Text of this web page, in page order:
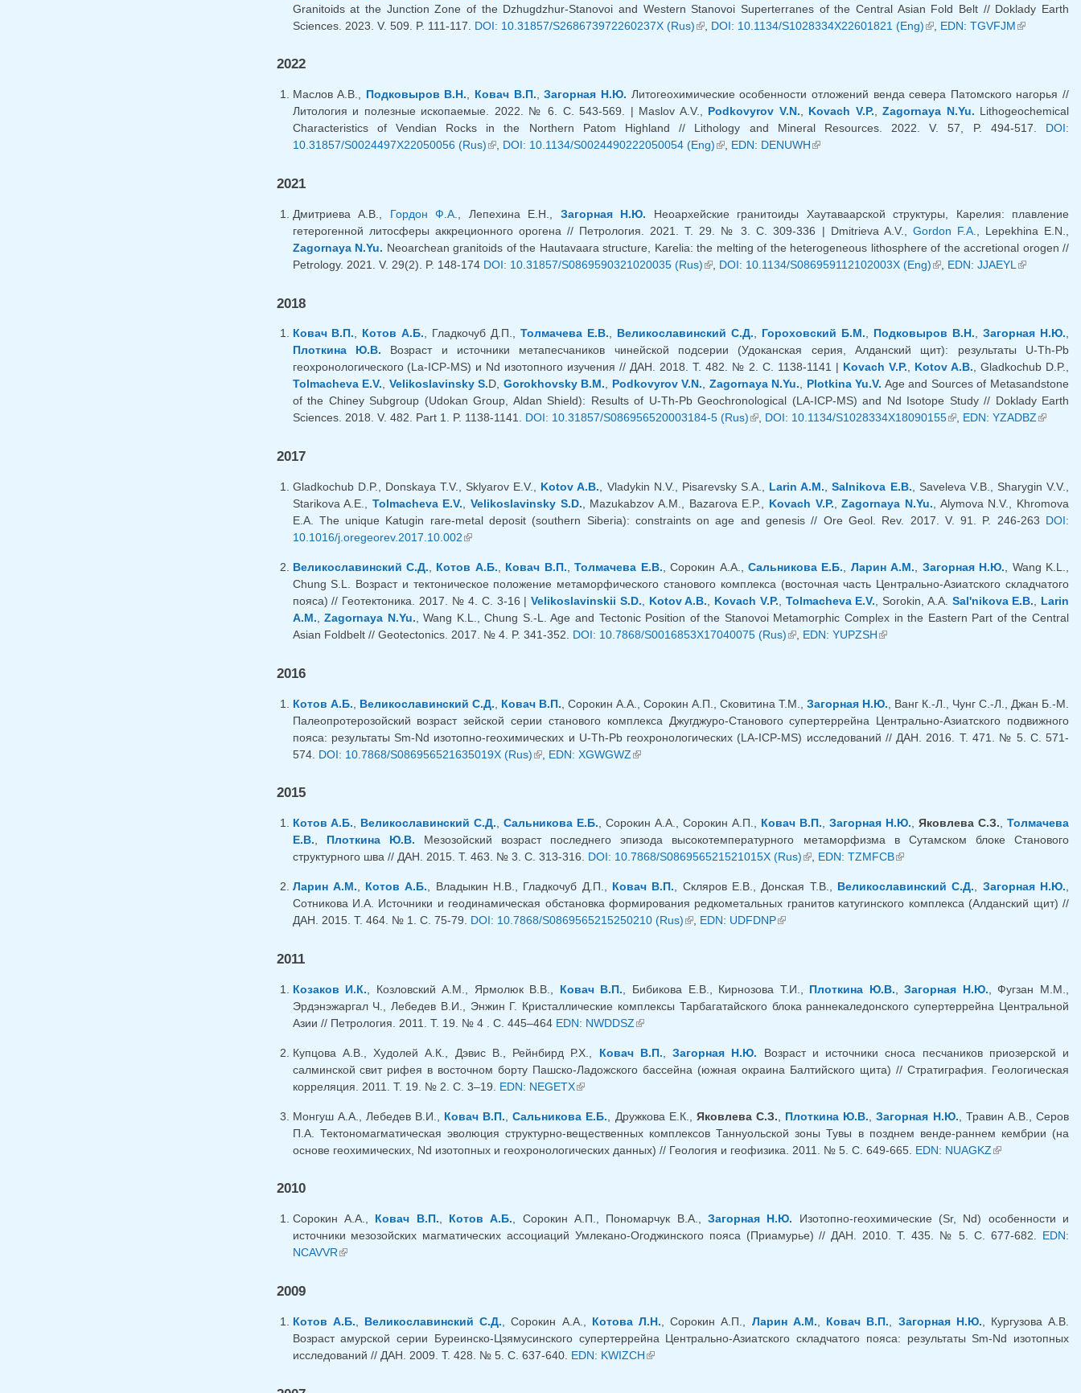
Granitoids at the Junction Zone of the Dzhugdzhur-Stanovoi and Western Stanovoi Superterranes of the Central Asian Fold Belt // Doklady Earth
Sciences. 2023. V. 509. P. 111-117. DOI: 10.31857/S268673972260237X (Rus)(link is external)
, DOI: 10.1134/S1028334X22601821 (Eng)(link is external)
, EDN: TGVFJM(link is
2022
Маслов А.В., Подковыров В.Н. Ковач В.П. ,Загорная Н.Ю. Литогеохимические особенности отложений венда севера Патомского нагорья //
Литология и полезные ископаемые. 2022. № 6. С. 543-569. | Maslov A.V., Podkovyrov V.N. Kovach V.P. Zagornaya N.Yu. Lithogeochemical
Characteristics of Vendian Rocks in the Northern Patom Highland // Lithology and Mineral Resources. 2022. V. 57, P. 494-517. DOI:
10.31857/S0024497X22050056 (Rus)(link is external)
, DOI: 10.1134/S0024490222050054 (Eng)(link is external)
, EDN: DENUWH(link is external)
2021
Дмитриева А.В., Гордон Ф.А. , Лепехина Е.Н., Загорная Н.Ю. Неоархейские гранитоиды Хаутаваарской структуры, Карелия: плавление
гетерогенной литосферы аккреционного орогена // Петрология. 2021. Т. 29. № 3. С. 309-336 | Dmitrieva A.V., Gordon F.A.
, Lepekhina E.N.,
Zagornaya N.Yu. Neoarchean granitoids of the Hautavaara structure, Karelia: the melting of the heterogeneous lithosphere of the accretional orogen //
Petrology. 2021. V. 29(2). P. 148-174 DOI: 10.31857/S0869590321020035 (Rus)(link is external)
, DOI: 10.1134/S086959112102003X (Eng)(link is external)
, EDN: JJAEYL (link is
2018
Ковач В.П., Котов А.Б., Гладкочуб Д.П.,Толмачева Е.В., Великославинский С.Д., Гороховский Б.М., Подковыров В.Н.,Загорная Н.Ю.,
Плоткина Ю.В. Возраст и источники метапесчаников чинейской подсерии (Удоканская серия, Алданский щит): результаты U-Th-Pb
геохронологического (La-ICP-MS) и Nd изотопного изучения // ДАН. 2018. Т. 482. № 2. С. 1138-1141 | Kovach V.P., Kotov A.B., Gladkochub D.P.,
Tolmacheva E.V., Velikoslavinsky S.D, Gorokhovsky B.M., Podkovyrov V.N., Zagornaya N.Yu., Plotkina Yu.V. Age and Sources of Metasandstone
of the Chiney Subgroup (Udokan Group, Aldan Shield): Results of U-Th-Pb Geochronological (LA-ICP-MS) and Nd Isotope Study // Doklady Earth
Sciences. 2018. V. 482. Part 1. P. 1138-1141. DOI: 10.31857/S086956520003184-5 (Rus)(link is external)
, DOI: 10.1134/S1028334X18090155(link is external)
, EDN: YZADBZ(link is
2017
Gladkochub D.P., Donskaya T.V., Sklyarov E.V., Kotov A.B. , Vladykin N.V., Pisarevsky S.A., Larin A.M. ,Salnikova E.B. , Saveleva V.B., Sharygin V.V.,
Starikova A.E., Tolmacheva E.V. ,Velikoslavinsky S.D. , Mazukabzov A.M., Bazarova E.P., Kovach V.P. ,Zagornaya N.Yu. , Alymova N.V., Khromova
E.A. The unique Katugin rare-metal deposit (southern Siberia): constraints on age and genesis // Ore Geol. Rev. 2017. V. 91. P. 246-263 DOI:
10.1016/j.oregeorev.2017.10.002(link is external)
Великославинский С.Д. Котов А.Б. Ковач В.П. ,Толмачева Е.В. , Сорокин А.А., Сальникова Е.Б. Ларин А.М. Загорная Н.Ю. , Wang K.L.,
Chung S.L. Возраст и тектоническое положение метаморфического станового комплекса (восточная часть Центрально-Азиатского складчатого
пояса) // Геотектоника. 2017. № 4. С. 3-16 | Velikoslavinskii S.D. Kotov A.B. Kovach V.P. Tolmacheva E.V. , Sorokin, A.A. Sal'nikova E.B.
Larin
A.M. ,Zagornaya N.Yu. , Wang K.L., Chung S.-L. Age and Tectonic Position of the Stanovoi Metamorphic Complex in the Eastern Part of the Central
Asian Foldbelt // Geotectonics. 2017. № 4. P. 341-352. DOI: 10.7868/S0016853X17040075 (Rus)(link is external)
, EDN: YUPZSH(link is external)
2016
Котов А.Б. Великославинский С.Д. Ковач В.П. , Сорокин А.А., Сорокин А.П., Сковитина Т.М., Загорная Н.Ю. , Ванг К.-Л., Чунг С.-Л., Джан Б.-М.
Палеопротерозойский возраст зейской серии станового комплекса Джугджуро-Станового супертеррейна Центрально-Азиатского подвижного
пояса: результаты Sm-Nd изотопно-геохимических и U-Th-Pb геохронологических (LA-ICP-MS) исследований // ДАН. 2016. Т. 471. № 5. С. 571-
574. DOI: 10.7868/S086956521635019X (Rus)(link is external)
, EDN: XGWGWZ(link is external)
2015
Котов А.Б. Великославинский С.Д. ,Сальникова Е.Б. , Сорокин А.А., Сорокин А.П., Ковач В.П. ,Загорная Н.Ю. ,Яковлева С.З.
Толмачева
Е.В.
Плоткина Ю.В. Мезозойский возраст последнего эпизода высокотемпературного метаморфизма в Сутамском блоке Станового
структурного шва // ДАН. 2015. Т. 463. № 3. С. 313-316. DOI: 10.7868/S086956521521015X (Rus)(link is external)
, EDN: TZMFCB(link is external)
Ларин А.М. Котов А.Б. , Владыкин Н.В., Гладкочуб Д.П., Ковач В.П. , Скляров Е.В., Донская Т.В., Великославинский С.Д. Загорная Н.Ю.
Сотникова И.А. Источники и геодинамическая обстановка формирования редкометальных гранитов катугинского комплекса (Алданский щит) //
ДАН. 2015. Т. 464. № 1. С. 75-79. DOI: 10.7868/S0869565215250210 (Rus)(link is external)
, EDN: UDFDNP(link is external)
2011
Козаков И.К. , Козловский А.М., Ярмолюк В.В., Ковач В.П. , Бибикова Е.В., Кирнозова Т.И., Плоткина Ю.В. ,Загорная Н.Ю. , Фугзан М.М.,
Эрдэнэжаргал Ч., Лебедев В.И., Энжин Г. Кристаллические комплексы Тарбагатайского блока раннекаледонского супертеррейна Центральной
Азии // Петрология. 2011. Т. 19. № 4 . С. 445–464 EDN: NWDDSZ(link is external)
Купцова А.В., Худолей А.К., Дэвис В., Рейнбирд Р.Х., Ковач В.П. Загорная Н.Ю. Возраст и источники сноса песчаников приозерской и
салминской свит рифея в восточном борту Пашско-Ладожского бассейна (южная окраина Балтийского щита) // Стратиграфия. Геологическая
корреляция. 2011. Т. 19. № 2. С. 3–19. EDN: NEGETX(link is external)
Монгуш А.А., Лебедев В.И., Ковач В.П. ,Сальникова Е.Б. , Дружкова Е.К., Яковлева С.З. Плоткина Ю.В. ,Загорная Н.Ю. , Травин А.В., Серов
П.А. Тектономагматическая эволюция структурно-вещественных комплексов Таннуольской зоны Тувы в позднем венде-раннем кембрии (на
основе геохимических, Nd изотопных и геохронологических данных) // Геология и геофизика. 2011. № 5. С. 649-665. EDN: NUAGKZ(link is
2010
Сорокин А.А., Ковач В.П., Котов А.Б., Сорокин А.П., Пономарчук В.А., Загорная Н.Ю. Изотопно-геохимические (Sr, Nd) особенности и
источники мезозойских магматических ассоциаций Умлекано-Огоджинского пояса (Приамурье) // ДАН. 2010. Т. 435. № 5. С. 677-682. EDN:
NCAVVR(link is external)
2009
Котов А.Б. Великославинский С.Д. , Сорокин А.А., Котова Л.Н. , Сорокин А.П., Ларин А.М. Ковач В.П. Загорная Н.Ю. , Кургузова А.В.
Возраст амурской серии Буреинско-Цзямусинского супертеррейна Центрально-Азиатского складчатого пояса: результаты Sm-Nd изотопных
исследований // ДАН. 2009. Т. 428. № 5. С. 637-640. EDN: KWIZCH(link is external)